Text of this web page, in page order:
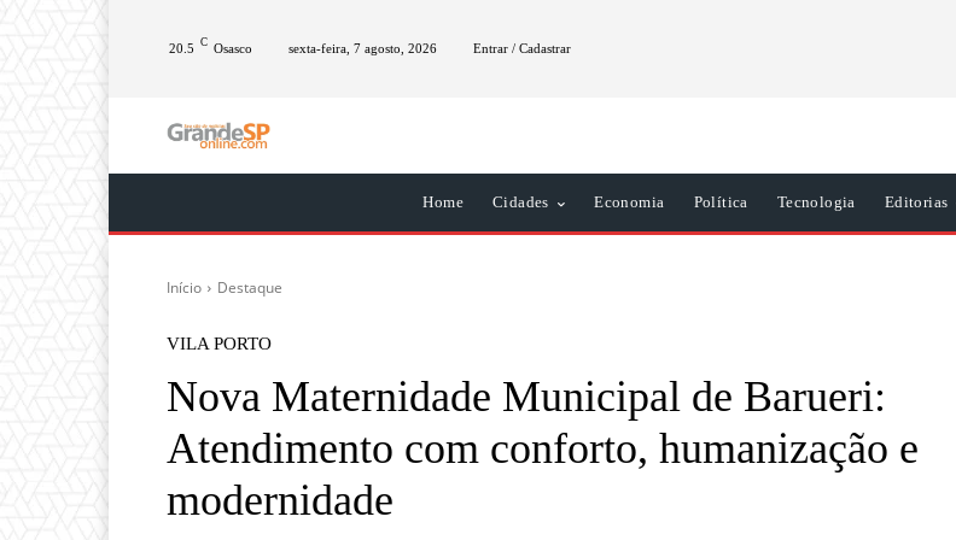
20.5 C Osasco sexta-feira, 7 agosto, 2026 Entrar / Cadastrar
Home Cidades Economia Política Tecnologia Editorias
Início Destaque
VILA PORTO
Nova Maternidade Municipal de Barueri:
Atendimento com conforto, humanização e
modernidade